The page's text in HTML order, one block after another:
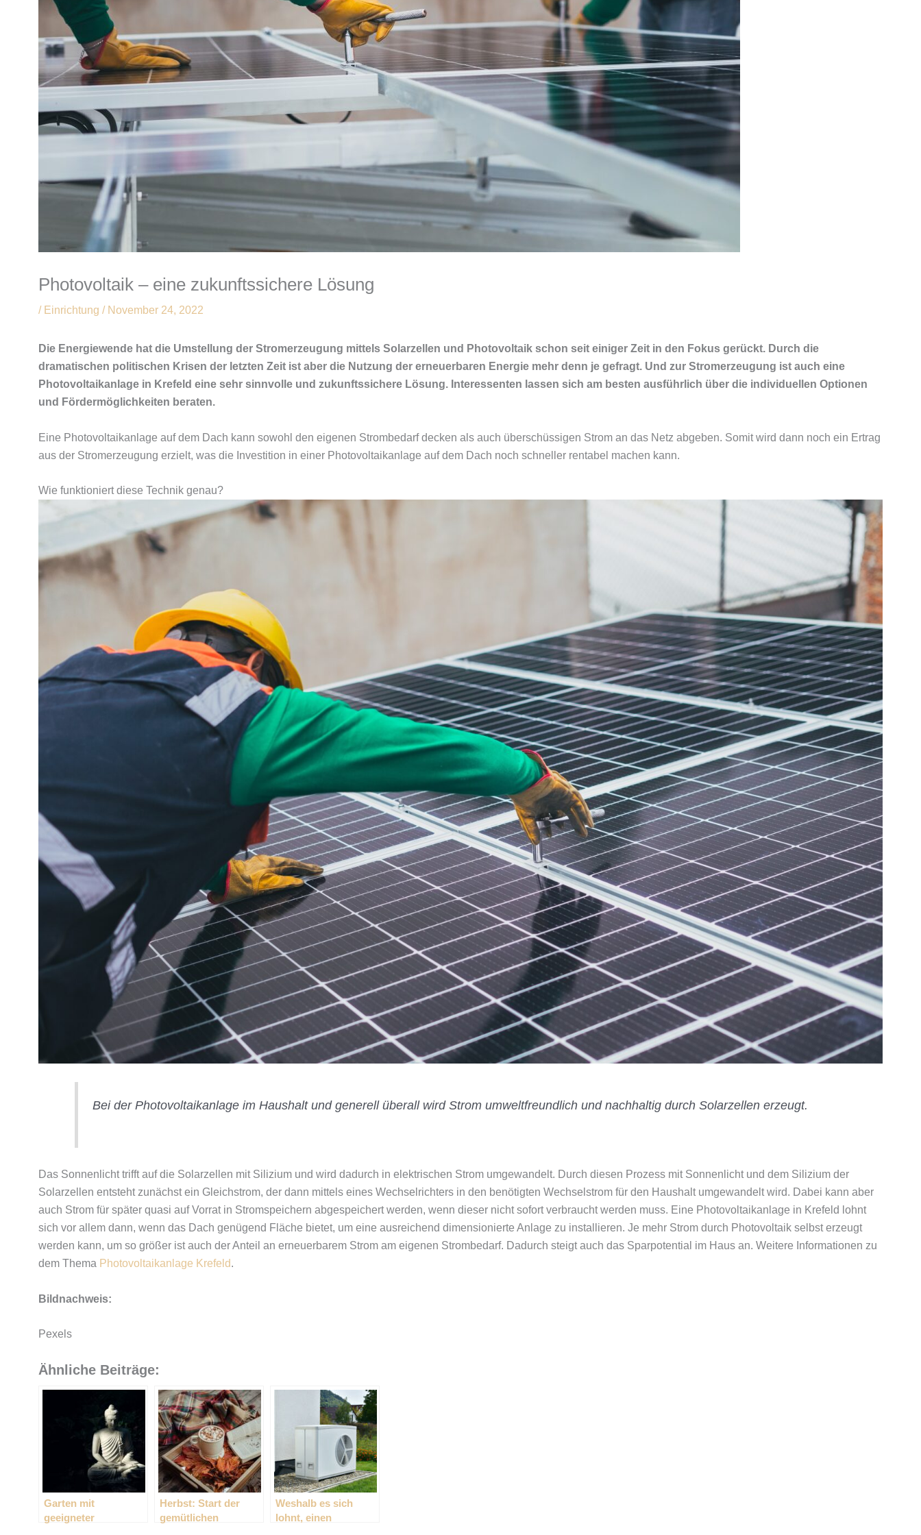
Photovoltaik – eine zukunftssichere Lösung
/ Einrichtung / November 24, 2022
Die Energiewende hat die Umstellung der Stromerzeugung mittels Solarzellen und Photovoltaik schon seit einiger Zeit in den Fokus gerückt. Durch die
dramatischen politischen Krisen der letzten Zeit ist aber die Nutzung der erneuerbaren Energie mehr denn je gefragt. Und zur Stromerzeugung ist auch eine
Photovoltaikanlage in Krefeld eine sehr sinnvolle und zukunftssichere Lösung. Interessenten lassen sich am besten ausführlich über die individuellen Optionen
und Fördermöglichkeiten beraten.
Eine Photovoltaikanlage auf dem Dach kann sowohl den eigenen Strombedarf decken als auch überschüssigen Strom an das Netz abgeben. Somit wird dann noch ein Ertrag
aus der Stromerzeugung erzielt, was die Investition in einer Photovoltaikanlage auf dem Dach noch schneller rentabel machen kann.
Wie funktioniert diese Technik genau?
Bei der Photovoltaikanlage im Haushalt und generell überall wird Strom umweltfreundlich und nachhaltig durch Solarzellen erzeugt.
Das Sonnenlicht trifft auf die Solarzellen mit Silizium und wird dadurch in elektrischen Strom umgewandelt. Durch diesen Prozess mit Sonnenlicht und dem Silizium der
Solarzellen entsteht zunächst ein Gleichstrom, der dann mittels eines Wechselrichters in den benötigten Wechselstrom für den Haushalt umgewandelt wird. Dabei kann aber
auch Strom für später quasi auf Vorrat in Stromspeichern abgespeichert werden, wenn dieser nicht sofort verbraucht werden muss. Eine Photovoltaikanlage in Krefeld lohnt
sich vor allem dann, wenn das Dach genügend Fläche bietet, um eine ausreichend dimensionierte Anlage zu installieren. Je mehr Strom durch Photovoltaik selbst erzeugt
werden kann, um so größer ist auch der Anteil an erneuerbarem Strom am eigenen Strombedarf. Dadurch steigt auch das Sparpotential im Haus an. Weitere Informationen zu
dem Thema Photovoltaikanlage Krefeld.
Bildnachweis:
Pexels
Ähnliche Beiträge:
Garten mit
geeigneter
Herbst: Start der
gemütlichen
Weshalb es sich
lohnt, einen